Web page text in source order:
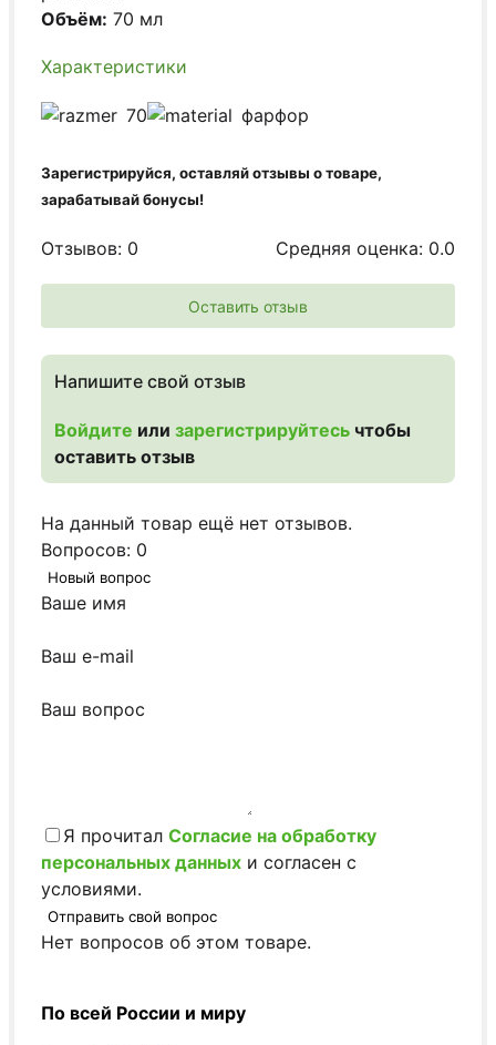
Объём: 70 мл
Характеристики
70 фарфор
Зарегистрируйся, оставляй отзывы о товаре,
зарабатывай бонусы!
Отзывов: 0 Средняя оценка: 0.0
Оставить отзыв
Напишите свой отзыв
Войдите или зарегистрируйтесь чтобы
оставить отзыв
На данный товар ещё нет отзывов.
Вопросов: 0
Новый вопрос
Ваше имя
Ваш e-mail
Ваш вопрос
Я прочитал Согласие на обработку
персональных данных и согласен с
условиями.
Отправить свой вопрос
Нет вопросов об этом товаре.
По всей России и миру